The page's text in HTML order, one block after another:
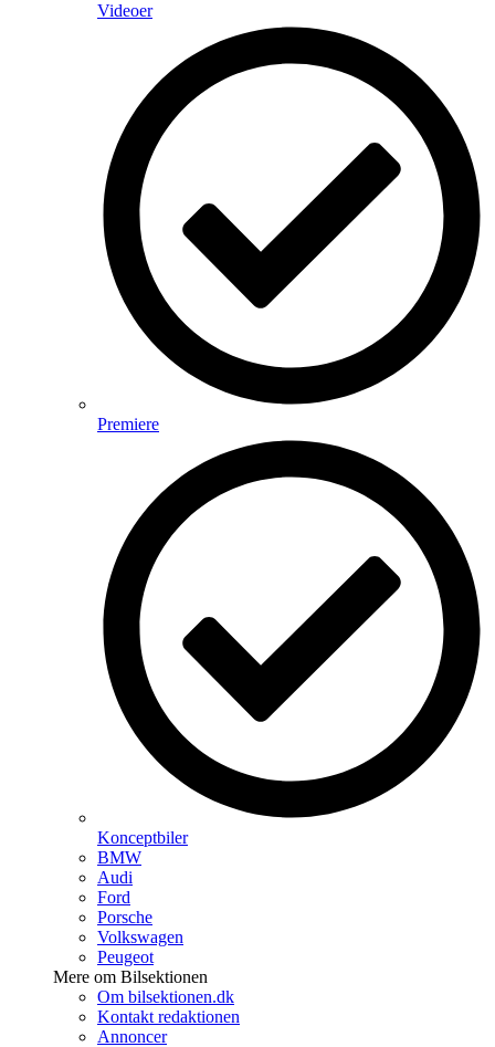
Videoer
Premiere
Konceptbiler
BMW
Audi
Ford
Porsche
Volkswagen
Peugeot
Mere om Bilsektionen
Om bilsektionen.dk
Kontakt redaktionen
Annoncer